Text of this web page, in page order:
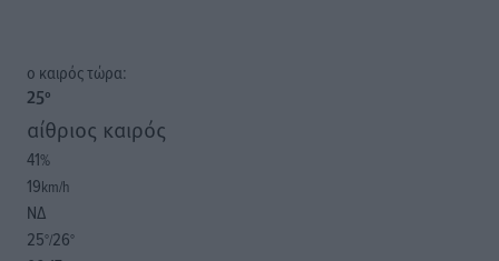
o καιρός τώρα:
25°
αίθριος καιρός
41%
19km/h
ΝΔ
25°/26°